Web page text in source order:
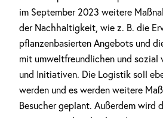
im September 2023 weitere
der Nachhaltigkeit, wie z. B. die
pflanzenbasierten Angebots und
mit umweltfreundlichen und sozial
und Initiativen. Die Logistik soll
werden und es werden weitere
Besucher geplant. Außerdem wird